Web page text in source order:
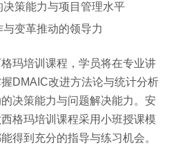
策能力与项目管理水平
变革推动的领导力
玛培训课程，学员将在专业讲
DMAIC改进方法论与统计分析
决策能力与问题解决能力。安
格玛培训课程采用小班授课模
得到充分的指导与练习机会。